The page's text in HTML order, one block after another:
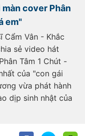
cover Phân
em"
Cẩm Vân - Khắc
sẻ video hát
Tâm 1 Chút -
của "con gái
vừa phát hành
dịp sinh nhật của